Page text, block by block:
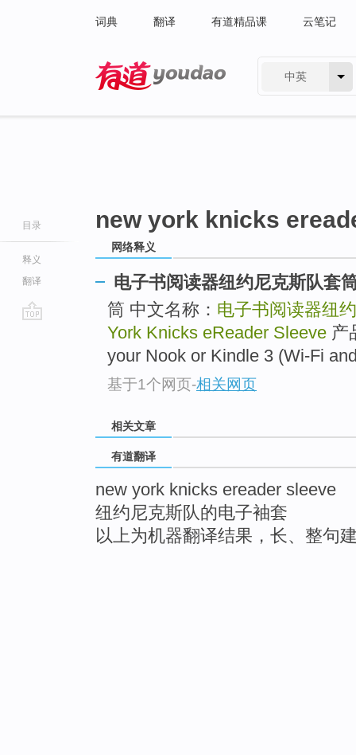
词典 翻译 有道精品课 云笔记
中英
目录
释义
翻译
new york knicks
网络释义
电子书阅读器纽约尼克斯队套
筒 中文名称： 电子书阅读器纽
York Knicks eReader Sleeve 产
your Nook or Kindle 3 (Wi-Fi
基于1个网页-相关网页
相关文章
有道翻译
new york knicks ereader sleeve
纽约尼克斯队的电子袖套
以上为机器翻译结果，长、整句